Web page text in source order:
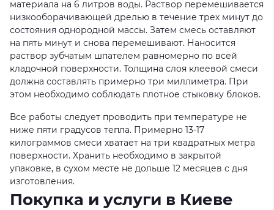
материала на 6 литров воды. Раствор перемешивается
низкооборачивающей дрелью в течение трех минут до
состояния однородной массы. Затем смесь оставляют
на пять минут и снова перемешивают. Наносится
раствор зубчатым шпателем равномерно по всей
кладочной поверхности. Толщина слоя клеевой смеси
должна составлять примерно три миллиметра. При
этом необходимо соблюдать плотное стыковку блоков.
Все работы следует проводить при температуре не
ниже пяти градусов тепла. Примерно 13-17
килограммов смеси хватает на три квадратных метра
поверхности. Хранить необходимо в закрытой
упаковке, в сухом месте не дольше 12 месяцев с дня
изготовления.
Покупка и услуги в Киеве